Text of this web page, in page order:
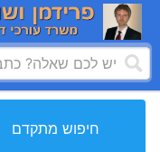
חיפוש מתקדם